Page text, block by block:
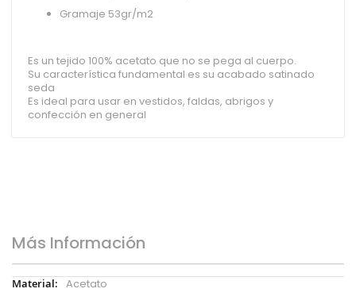
Gramaje 53gr/m2
Es un tejido 100% acetato que no se pega al cuerpo.
Su característica fundamental es su acabado satinado
seda
Es ideal para usar en vestidos, faldas, abrigos y
confección en general
Más Información
Más
Acetato